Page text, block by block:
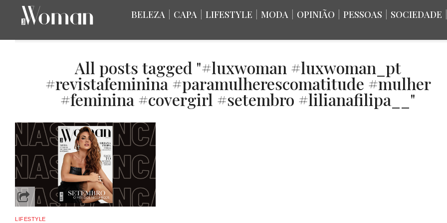
BELEZA CAPA LIFESTYLE MODA OPINIÃO PESSOAS SOCIEDADE
All posts tagged "#luxwoman #luxwoman_pt
#revistafeminina #paramulherescomatitude #mulher
#feminina #covergirl #setembro #lilianafilipa__"
LIFESTYLE